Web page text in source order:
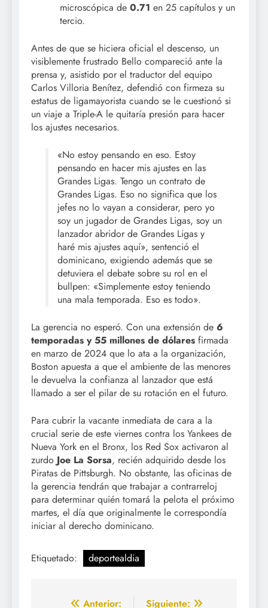
microscópica de 0.71 en 25 capítulos y un
tercio.
Antes de que se hiciera oficial el descenso, un
visiblemente frustrado Bello compareció ante la
prensa y, asistido por el traductor del equipo
Carlos Villoria Benítez, defendió con firmeza su
estatus de ligamayorista cuando se le cuestionó si
un viaje a Triple-A le quitaría presión para hacer
los ajustes necesarios.
«No estoy pensando en eso. Estoy
pensando en hacer mis ajustes en las
Grandes Ligas. Tengo un contrato de
Grandes Ligas. Eso no significa que los
jefes no lo vayan a considerar, pero yo
soy un jugador de Grandes Ligas, soy un
lanzador abridor de Grandes Ligas y
haré mis ajustes aquí», sentenció el
dominicano, exigiendo además que se
detuviera el debate sobre su rol en el
bullpen: «Simplemente estoy teniendo
una mala temporada. Eso es todo».
La gerencia no esperó. Con una extensión de 6
temporadas y 55 millones de dólares firmada
en marzo de 2024 que lo ata a la organización,
Boston apuesta a que el ambiente de las menores
le devuelva la confianza al lanzador que está
llamado a ser el pilar de su rotación en el futuro.
Para cubrir la vacante inmediata de cara a la
crucial serie de este viernes contra los Yankees de
Nueva York en el Bronx, los Red Sox activaron al
zurdo Joe La Sorsa, recién adquirido desde los
Piratas de Pittsburgh. No obstante, las oficinas de
la gerencia tendrán que trabajar a contrarreloj
para determinar quién tomará la pelota el próximo
martes, el día que originalmente le correspondía
iniciar al derecho dominicano.
Etiquetado: deportealdia
Anterior: Siguiente: